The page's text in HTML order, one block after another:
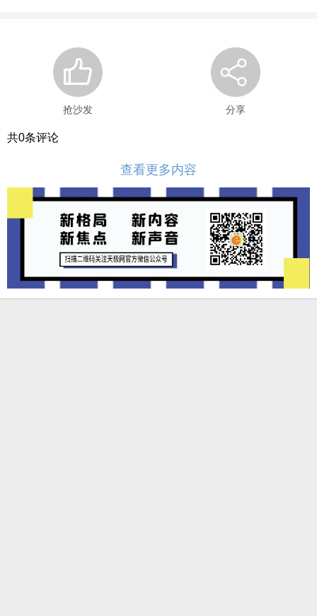
抢沙发 分享
共0条评论
查看更多内容